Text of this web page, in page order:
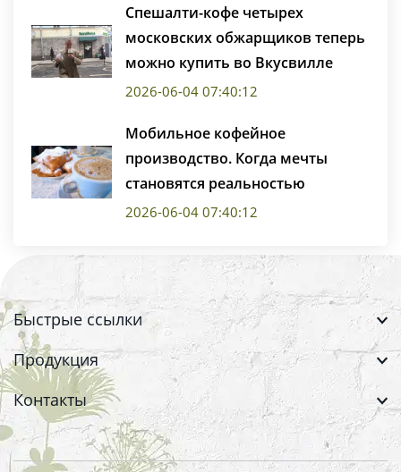
Спешалти-кофе четырех
московских обжарщиков теперь
можно купить во Вкусвилле
2026-06-04 07:40:12
Мобильное кофейное
производство. Когда мечты
становятся реальностью
2026-06-04 07:40:12
Быстрые ссылки
Продукция
Контакты